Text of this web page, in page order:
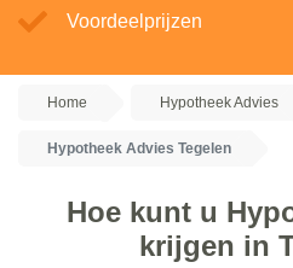
Voordeelprijzen
Home Hypotheek Advies
Hypotheek Advies Tegelen
Hoe kunt u
krijgen in